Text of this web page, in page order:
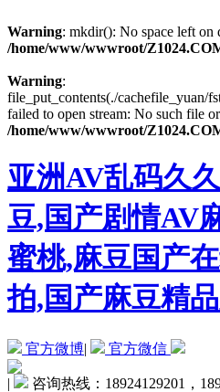
Warning: mkdir(): No space left on
/home/www/wwwroot/
Warning:
file_put_contents(./cachefile_yuan/
failed to open stream: No such file
/home/www/wwwroot/
亚洲AV乱码久
豆,国产剧情AV
蜜桃,麻豆国产
拍,国产麻豆精
官方微博| 官方微信
|
咨询热线：18924129201，